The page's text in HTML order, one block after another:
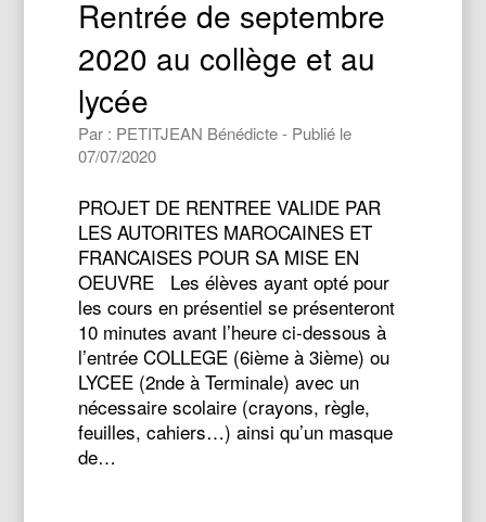
Rentrée de septembre
2020 au collège et au
lycée
Par : PETITJEAN Bénédicte - Publié le
07/07/2020
PROJET DE RENTREE VALIDE PAR
LES AUTORITES MAROCAINES ET
FRANCAISES POUR SA MISE EN
OEUVRE Les élèves ayant opté pour
les cours en présentiel se présenteront
10 minutes avant l’heure ci-dessous à
l’entrée COLLEGE (6ième à 3ième) ou
LYCEE (2nde à Terminale) avec un
nécessaire scolaire (crayons, règle,
feuilles, cahiers…) ainsi qu’un masque
de…